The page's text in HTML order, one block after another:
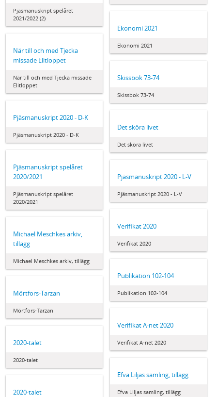
Pjäsmanuskript spelåret
2021/2022 (2)
Ekonomi 2021
Ekonomi 2021
När till och med Tjecka
missade Elitloppet
När till och med Tjecka missade
Elitloppet
Skissbok 73-74
Skissbok 73-74
Pjäsmanuskript 2020 - D-K
Pjäsmanuskript 2020 - D-K
Det sköra livet
Det sköra livet
Pjäsmanuskript spelåret
2020/2021
Pjäsmanuskript spelåret
2020/2021
Pjäsmanuskript 2020 - L-V
Pjäsmanuskript 2020 - L-V
Verifikat 2020
Verifikat 2020
Michael Meschkes arkiv,
tillägg
Michael Meschkes arkiv, tillägg
Publikation 102-104
Publikation 102-104
Mörtfors-Tarzan
Mörtfors-Tarzan
Verifikat A-net 2020
Verifikat A-net 2020
2020-talet
2020-talet
Efva Liljas samling, tillägg
Efva Liljas samling, tillägg
2020-talet